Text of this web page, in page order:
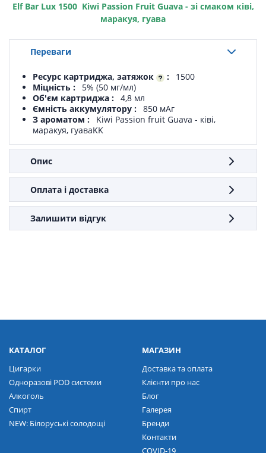
Elf Bar Lux 1500 Kiwi Passion Fruit Guava - зі смаком ківі,
маракуя, гуава
Переваги
Ресурс картриджа, затяжок
1500
Міцність
5% (50 мг/мл)
Об'єм картриджа
4,8 мл
Ємність аккумулятору
850 мАг
З ароматом
Kiwi Passion fruit Guava - ківі,
маракуя, гуаваKK
Опис
Оплата і доставка
Залишити відгук
КАТАЛОГ
Цигарки
Одноразові POD системи
Алкоголь
Спирт
NEW: Білоруські солодощі
МАГАЗИН
Доставка та оплата
Клієнти про нас
Блог
Галерея
Бренди
Контакти
COVID-19